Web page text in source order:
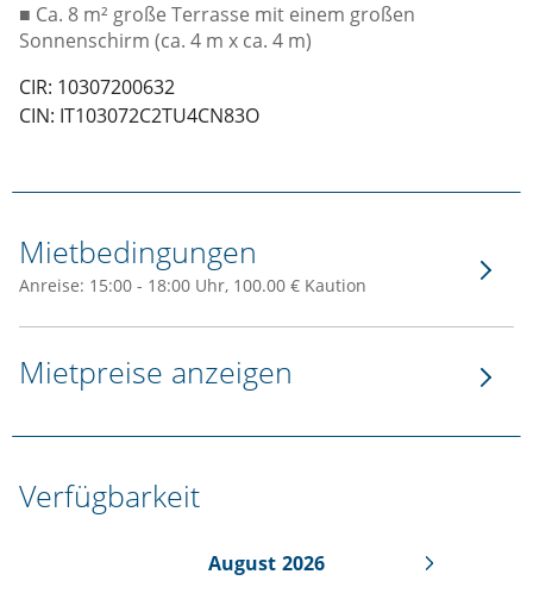
■ Ca. 8 m² große Terrasse mit einem großen
Sonnenschirm (ca. 4 m x ca. 4 m)
CIR: 10307200632
CIN: IT103072C2TU4CN83O
Mietbedingungen
Anreise: 15:00 - 18:00 Uhr, 100.00 € Kaution
Mietpreise anzeigen
Verfügbarkeit
August 2026